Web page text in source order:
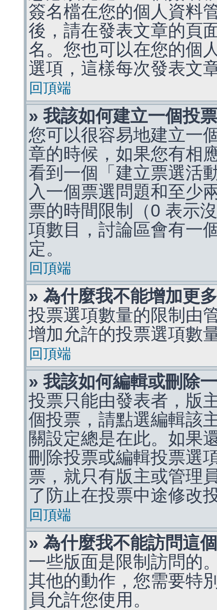
簽名檔在您的個人資料
後，請在發表文章的頁
名。您也可以在您的個
選項，這樣每次發表文
回頂端
» 我該如何建立一個投
您可以很容易地建立一
章的時候，如果您有相
看到一個「建立票選活
入一個票選問題和至少
票的時間限制（0 表示
項數目，討論區會有一
定。
回頂端
» 為什麼我不能增加更
投票選項數量的限制由
增加允許的投票選項數
回頂端
» 我該如何編輯或刪除
投票只能由發表者，版
個投票，請點選編輯該
關設定總是在此。如果
刪除投票或編輯投票選
票，就只有版主或管理
了防止在投票中途修改
回頂端
» 為什麼我不能訪問這
一些版面是限制訪問的
其他的動作，您需要特
員允許您使用。